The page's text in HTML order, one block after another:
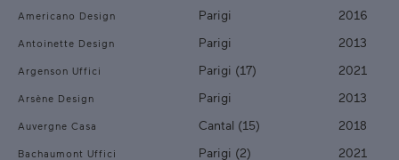
Americano Design Parigi 2016
Antoinette Design Parigi 2013
Argenson Uffici Parigi (17) 2021
Arsène Design Parigi 2013
Auvergne Casa Cantal (15) 2018
Bachaumont Uffici Parigi (2) 2021